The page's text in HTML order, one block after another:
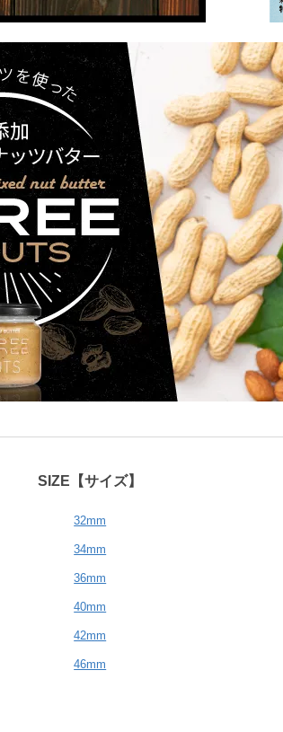
SIZE【サイズ】
32mm
34mm
36mm
40mm
42mm
46mm